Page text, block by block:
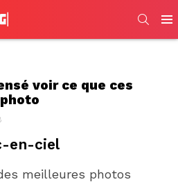
voir ce que ces
en-ciel
meilleures photos